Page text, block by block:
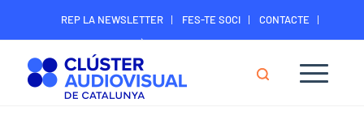
REP LA NEWSLETTER FES-TE SOCI
CONTACTE
ÀREA DIGITAL SOCIS